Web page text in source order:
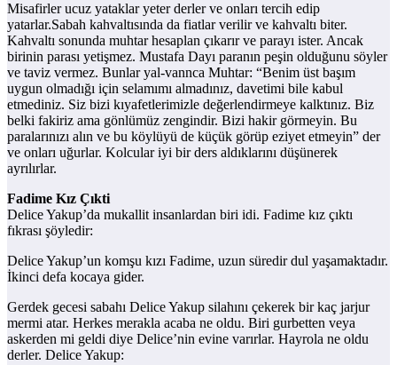
Misafirler ucuz yataklar yeter derler ve onları tercih edip
yatarlar.Sabah kahvaltısında da fiatlar verilir ve kahvaltı biter.
Kahvaltı sonunda muhtar hesaplan çıkarır ve parayı ister. Ancak
birinin parası yetişmez. Mustafa Dayı paranın peşin olduğunu söyler
ve taviz vermez. Bunlar yal-vannca Muhtar: “Benim üst başım
uygun olmadığı için selamımı almadınız, davetimi bile kabul
etmediniz. Siz bizi kıyafetlerimizle değerlendirmeye kalktınız. Biz
belki fakiriz ama gönlümüz zengindir. Bizi hakir görmeyin. Bu
paralarınızı alın ve bu köylüyü de küçük görüp eziyet etmeyin” der
ve onları uğurlar. Kolcular iyi bir ders aldıklarını düşünerek
ayrılırlar.
Fadime Kız Çıkti
Delice Yakup’da mukallit insanlardan biri idi. Fadime kız çıktı
fıkrası şöyledir:
Delice Yakup’un komşu kızı Fadime, uzun süredir dul yaşamaktadır.
İkinci defa kocaya gider.
Gerdek gecesi sabahı Delice Yakup silahını çekerek bir kaç jarjur
mermi atar. Herkes merakla acaba ne oldu. Biri gurbetten veya
askerden mi geldi diye Delice’nin evine varırlar. Hayrola ne oldu
derler. Delice Yakup: